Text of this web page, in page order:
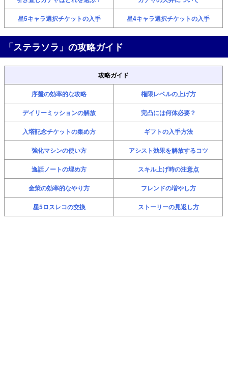
星5キャラ選択チケットの入手 星4キャラ選択チケットの入手
「ステラソラ」の攻略ガイド
攻略ガイド
序盤の効率的な攻略 権限レベルの上げ方
デイリーミッションの解放 完凸には何体必要？
入塔記念チケットの集め方 ギフトの入手方法
強化マシンの使い方 アシスト効果を解放するコツ
逸話ノートの埋め方 スキル上げ時の注意点
金策の効率的なやり方 フレンドの増やし方
星5ロスレコの交換 ストーリーの見返し方